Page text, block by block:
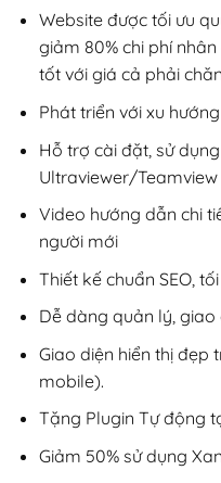
Website được tối ưu
giảm 80% chi phí
tốt với giá cả phải
Phát triển với xu hướng
Hỗ trợ cài đặt, sử
Ultraviewer/Teamview
Video hướng dẫn chi
người mới
Thiết kế chuẩn SEO,
Dễ dàng quản lý, giao
Giao diện hiển thị đẹp
mobile).
Tặng Plugin Tự động
Giảm 50% sử dụng